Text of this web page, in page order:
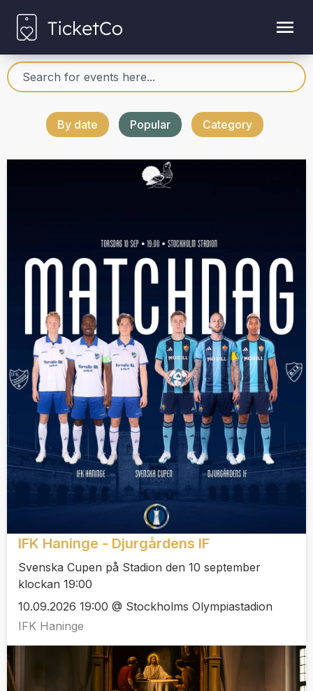
By date Popular Category
IFK Haninge - Djurgårdens IF
Svenska Cupen på Stadion den 10 september
klockan 19:00
10.09.2026 19:00 @ Stockholms Olympiastadion
IFK Haninge